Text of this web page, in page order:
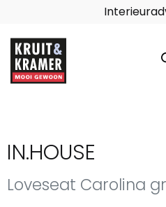
IN.HOUSE
Loveseat Carolina